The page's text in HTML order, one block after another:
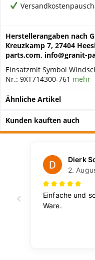
Herstellerangaben nach
Kreuzkamp 7, 27404
parts.com, info@granit-
Einsatzmit Symbol
Nr.: 9XT714300-761 mehr
Ähnliche Artikel
Kunden kauften auch